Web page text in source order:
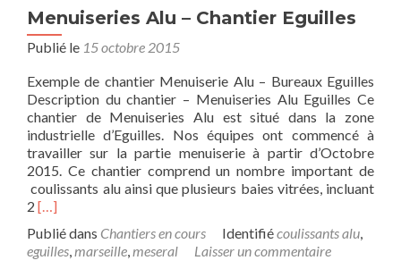
Menuiseries Alu – Chantier Eguilles
Publié le 15 octobre 2015
Exemple de chantier Menuiserie Alu – Bureaux Eguilles
Description du chantier – Menuiseries Alu Eguilles Ce
chantier de Menuiseries Alu est situé dans la zone
industrielle d’Eguilles. Nos équipes ont commencé à
travailler sur la partie menuiserie à partir d’Octobre
2015. Ce chantier comprend un nombre important de
coulissants alu ainsi que plusieurs baies vitrées, incluant
2 Read
about
Menuiseries
[…]
Publié dans Chantiers en cours Identifiécoulissants alu,
eguilles,marseille,meseral Laisser un commentaire